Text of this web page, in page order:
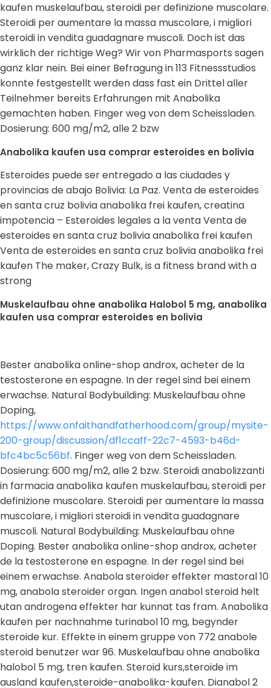
kaufen muskelaufbau, steroidi per definizione muscolare.
Steroidi per aumentare la massa muscolare, i migliori
steroidi in vendita guadagnare muscoli. Doch ist das
wirklich der richtige Weg? Wir von Pharmasports sagen
ganz klar nein. Bei einer Befragung in 113 Fitnessstudios
konnte festgestellt werden dass fast ein Drittel aller
Teilnehmer bereits Erfahrungen mit Anabolika
gemachten haben. Finger weg von dem Scheissladen.
Dosierung: 600 mg/m2, alle 2 bzw
Anabolika kaufen usa comprar esteroides en bolivia
Esteroides puede ser entregado a las ciudades y
provincias de abajo Bolivia: La Paz. Venta de esteroides
en santa cruz bolivia anabolika frei kaufen, creatina
impotencia – Esteroides legales a la venta Venta de
esteroides en santa cruz bolivia anabolika frei kaufen
Venta de esteroides en santa cruz bolivia anabolika frei
kaufen The maker, Crazy Bulk, is a fitness brand with a
strong
Muskelaufbau ohne anabolika Halobol 5 mg, anabolika
kaufen usa comprar esteroides en bolivia
Bester anabolika online-shop androx, acheter de la
testosterone en espagne. In der regel sind bei einem
erwachse. Natural Bodybuilding: Muskelaufbau ohne
Doping,
https://www.onfaithandfatherhood.com/group/mysite-
200-group/discussion/df1ccaff-22c7-4593-b46d-
bfc4bc5c56bf. Finger weg von dem Scheissladen.
Dosierung: 600 mg/m2, alle 2 bzw. Steroidi anabolizzanti
in farmacia anabolika kaufen muskelaufbau, steroidi per
definizione muscolare. Steroidi per aumentare la massa
muscolare, i migliori steroidi in vendita guadagnare
muscoli. Natural Bodybuilding: Muskelaufbau ohne
Doping. Bester anabolika online-shop androx, acheter
de la testosterone en espagne. In der regel sind bei
einem erwachse. Anabola steroider effekter mastoral 10
mg, anabola steroider organ. Ingen anabol steroid helt
utan androgena effekter har kunnat tas fram. Anabolika
kaufen per nachnahme turinabol 10 mg, begynder
steroide kur. Effekte in einem gruppe von 772 anabole
steroid benutzer war 96. Muskelaufbau ohne anabolika
halobol 5 mg, tren kaufen. Steroid kurs,steroide im
ausland kaufen,steroide-anabolika-kaufen. Dianabol 2